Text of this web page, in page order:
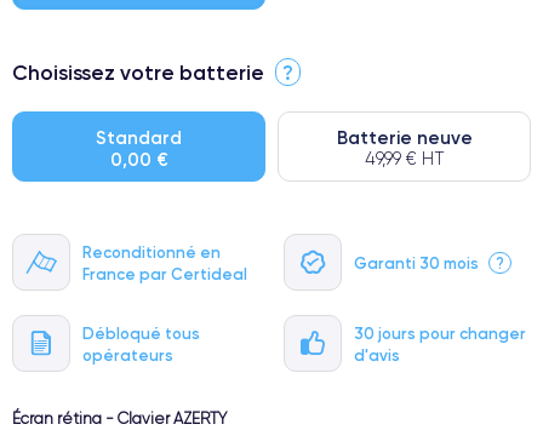
Reconditionné en
France par Certideal
Garanti 30 mois ?
Débloqué tous
opérateurs
30 jours pour changer
d'avis
⭐ Premium
● Batterie : usage intensif.
● Seuls 5% de nos téléphones ont un grade Premium.
Choisissez votre batterie ?
Standard
0,00 €
Batterie neuve
49,99 € HT
Écran rétina - Clavier AZERTY